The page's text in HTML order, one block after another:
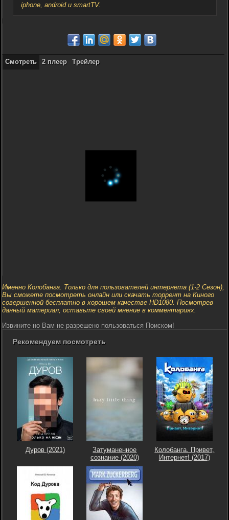
iphone, android и smartTV.
Смотреть 2 плеер Трейлер
Именно Колобанга. Только для пользователей интернета (1-2 Сезон),
Вы сможете посмотреть онлайн или скачать торрент на Киного
совершенной бесплатно в хорошем качестве HD1080. Посмотрев
данный материал, оставьте своей мнение в комментариях.
Извините но Вам не разрешено пользоваться Поиском!
Рекомендуем посмотреть
Дуров (2021)
Затуманенное
сознание (2020)
Колобанга. Привет,
Интернет! (2017)